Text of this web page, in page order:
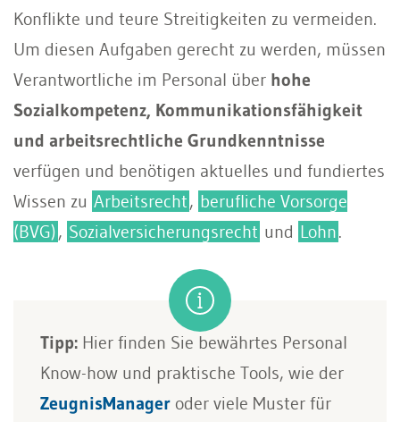
Konflikte und teure Streitigkeiten zu vermeiden.
Um diesen Aufgaben gerecht zu werden, müssen
Verantwortliche im Personal über hohe
Sozialkompetenz, Kommunikationsfähigkeit
und arbeitsrechtliche Grundkenntnisse
verfügen und benötigen aktuelles und fundiertes
Wissen zu Arbeitsrecht, berufliche Vorsorge
(BVG), Sozialversicherungsrecht und Lohn.
Tipp: Hier finden Sie bewährtes Personal
Know-how und praktische Tools, wie der
ZeugnisManager oder viele Muster für